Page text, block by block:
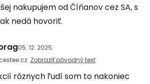
nakupujem od Číňanov cez SA, s
nedá hovoriť.
05. 12. 2025
Zobraziť pôvodný text
rôznych ľudí som to nakoniec